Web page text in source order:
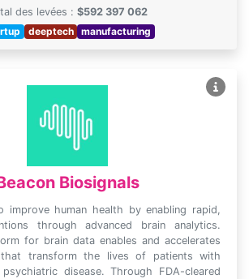
des levées : $592 397 062
deeptech manufacturing
Biosignals
improve human health by enabling rapid,
through advanced brain analytics.
for brain data enables and accelerates
that transform the lives of patients with
disease. Through FDA-cleared